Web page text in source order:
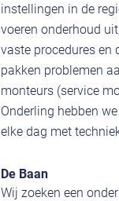
instellingen in de
voeren onderhoud
vaste procedures en
pakken problemen
monteurs (service
Onderling hebben
elke dag met
De Baan
Wij zoeken een